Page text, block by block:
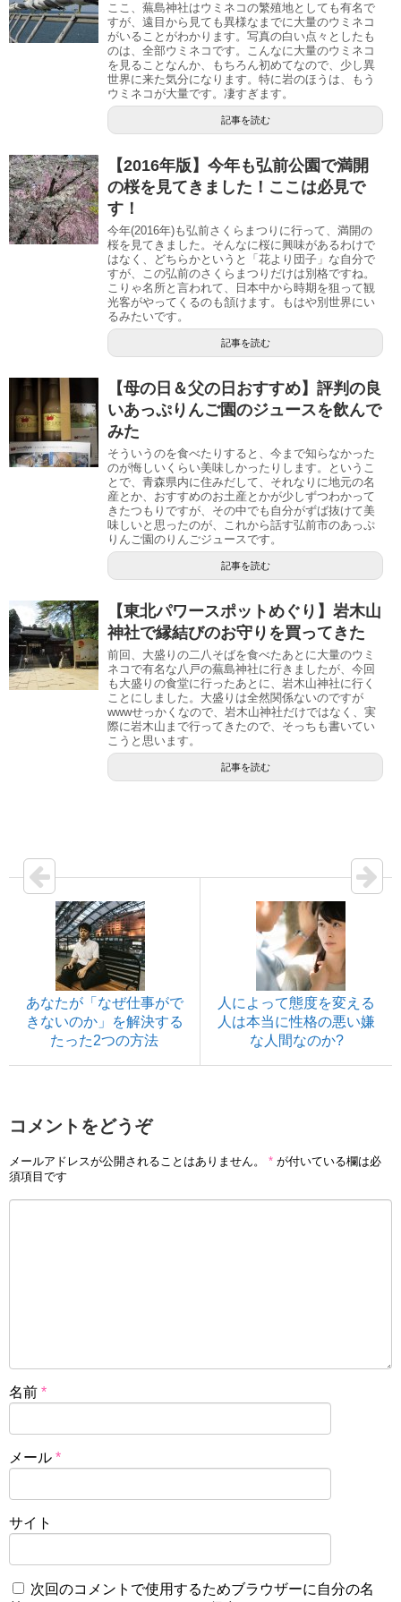
ここ、蕪島神社はウミネコの繁殖地としても有名で
すが、遠目から見ても異様なまでに大量のウミネコ
がいることがわかります。写真の白い点々としたも
のは、全部ウミネコです。こんなに大量のウミネコ
を見ることなんか、もちろん初めてなので、少し異
世界に来た気分になります。特に岩のほうは、もう
ウミネコが大量です。凄すぎます。
記事を読む
【2016年版】今年も弘前公園で満開
の桜を見てきました！ここは必見で
す！
今年(2016年)も弘前さくらまつりに行って、満開の
桜を見てきました。そんなに桜に興味があるわけで
はなく、どちらかというと「花より団子」な自分で
すが、この弘前のさくらまつりだけは別格ですね。
こりゃ名所と言われて、日本中から時期を狙って観
光客がやってくるのも頷けます。もはや別世界にい
るみたいです。
記事を読む
【母の日＆父の日おすすめ】評判の良
いあっぷりんご園のジュースを飲んで
みた
そういうのを食べたりすると、今まで知らなかった
のが悔しいくらい美味しかったりします。というこ
とで、青森県内に住みだして、それなりに地元の名
産とか、おすすめのお土産とかが少しずつわかって
きたつもりですが、その中でも自分がずば抜けて美
味しいと思ったのが、これから話す弘前市のあっぷ
りんご園のりんごジュースです。
記事を読む
【東北パワースポットめぐり】岩木山
神社で縁結びのお守りを買ってきた
前回、大盛りの二八そばを食べた あとに大量のウミ
ネコで有名な八戸の蕪島神社 に行きましたが、今回
も大盛りの食堂 に行ったあとに、岩木山神社に行く
ことにしました。大盛りは全然関係ないのですが
wwwせっかくなので、岩木山神社だけではなく、実
際に岩木山まで行ってきたので、そっちも書いてい
こうと思います。
記事を読む
あなたが「なぜ仕事がで
きないのか」を解決する
たった2つの方法
人によって態度を変える
人は本当に性格の悪い嫌
な人間なのか?
コメントをどうぞ
メールアドレスが公開されることはありません。 * が付いている欄は必
須項目です
名前 *
メール *
サイト
次回のコメントで使用するためブラウザーに自分の名